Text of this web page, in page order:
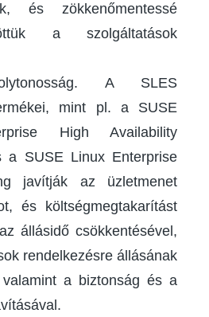
és zökkenőmentessé
a szolgáltatások
folytonosság. A SLES
mint pl. a SUSE
High Availability
a SUSE Linux Enterprise
javítják az üzletmenet
és költségmegtakarítást
állásidő csökkentésével,
rendelkezésre állásának
valamint a biztonság és a